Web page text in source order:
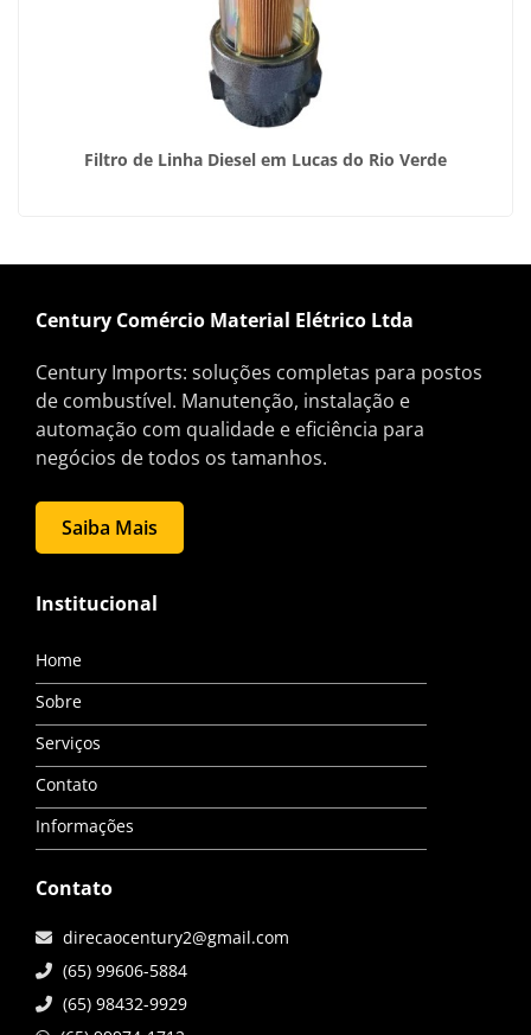
Filtro de Linha Diesel em Lucas do Rio Verde
Century Comércio Material Elétrico Ltda
Century Imports: soluções completas para postos
de combustível. Manutenção, instalação e
automação com qualidade e eficiência para
negócios de todos os tamanhos.
Saiba Mais
Institucional
Home
Sobre
Serviços
Contato
Informações
Contato
direcaocentury2@gmail.com
(65) 99606-5884
(65) 98432-9929